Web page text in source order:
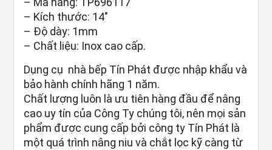
– Kích thước: 14″
– Độ dày: 1mm
– Chất liệu: Inox cao cấp.
Dụng cụ nhà bếp Tín Phát được nhập khẩu và
bảo hành chính hãng 1 năm.
Chất lượng luôn là ưu tiên hàng đầu để nâng
cao uy tín của Công Ty chúng tôi, nên mọi sản
phẩm được cung cấp bởi công ty Tín Phát là
một quá trình nâng niu và chắt lọc kỹ càng từ